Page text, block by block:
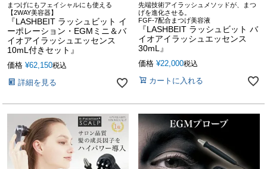
まつげにもフェイシャルにも使える
【2WAY美容器】
『LASHBEIT ラッシュビット イ
ーポレーション・EGMミニ＆バ
イオアイラッシュエッセンス
10mL付きセット』
価格 ¥62,150税込
詳細を見る
先端技術アイラッシュメソッドが、まつ
げを進化させる。
FGF-7配合まつげ美容液
『LASHBEIT ラッシュビット バ
イオアイラッシュエッセンス
30mL』
価格 ¥22,000税込
カートに入れる